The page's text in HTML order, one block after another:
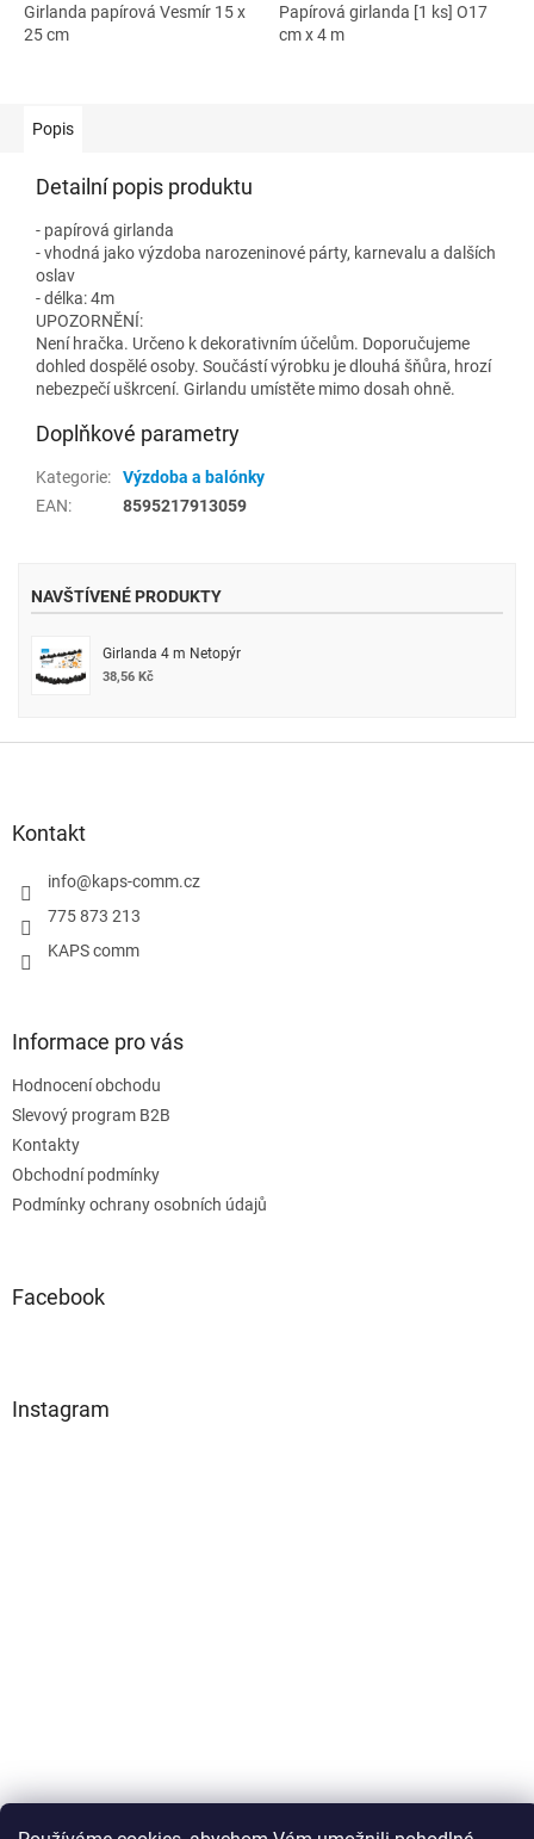
Girlanda papírová Vesmír 15 x
25 cm
Papírová girlanda [1 ks] O17
cm x 4 m
Popis
Detailní popis produktu
- papírová girlanda
- vhodná jako výzdoba narozeninové párty, karnevalu a dalších
oslav
- délka: 4m
UPOZORNĚNÍ:
Není hračka. Určeno k dekorativním účelům. Doporučujeme
dohled dospělé osoby. Součástí výrobku je dlouhá šňůra, hrozí
nebezpečí uškrcení. Girlandu umístěte mimo dosah ohně.
Doplňkové parametry
Kategorie:
Výzdoba a balónky
EAN: 8595217913059
NAVŠTÍVENÉ PRODUKTY
Girlanda 4 m Netopýr
38,56 Kč
Kontakt
info@kaps-comm.cz
775 873 213
KAPS comm
Informace pro vás
Hodnocení obchodu
Slevový program B2B
Kontakty
Obchodní podmínky
Podmínky ochrany osobních údajů
Facebook
Instagram
Sledovat na Instagramu